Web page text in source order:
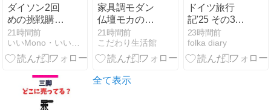
ダイソン2回
めの挑戦購
入！大正解だ
ったダイソン
スティックク
Dyson V12
Detect Slim
Absolute
21時間前
家具調モダン
仏壇モカの魅
力と選び方ガ
イド
21時間前
こだわり生活館
ドイツ旅行
記'25 その31
＝ドイツ三大
クリスマスマ
ーケット。＝
23時間前
folka diary
全て表示